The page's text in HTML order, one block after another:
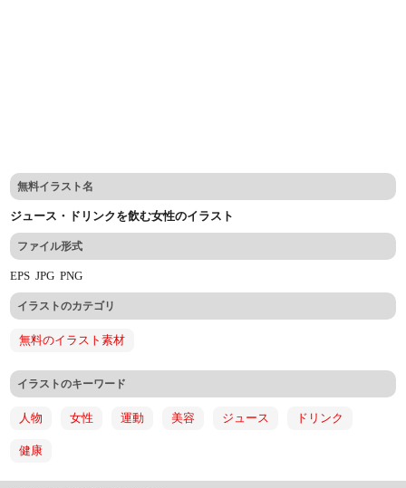
無料イラスト名
ジュース・ドリンクを飲む女性のイラスト
ファイル形式
EPSJPGPNG
イラストのカテゴリ
無料のイラスト素材
イラストのキーワード
人物 女性 運動 美容 ジュース ドリンク
健康